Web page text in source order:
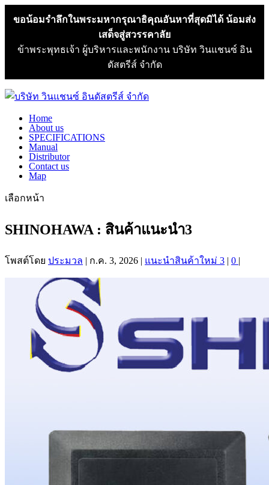
ขอน้อมรำลึกในพระมหากรุณาธิคุณอันหาที่สุดมิได้ น้อมส่ง
เสด็จสู่สวรรคาลัย
ข้าพระพุทธเจ้า ผู้บริหารและพนักงาน บริษัท วินแชนซ์ อิน
ดัสตรีส์ จำกัด
Home
About us
SPECIFICATIONS
Manual
Distributor
Contact us
Map
เลือกหน้า
SHINOHAWA : สินค้าแนะนำ3
โพสต์โดย ประมวล | ก.ค. 3, 2026 | แนะนำสินค้าใหม่ 3 | 0 |